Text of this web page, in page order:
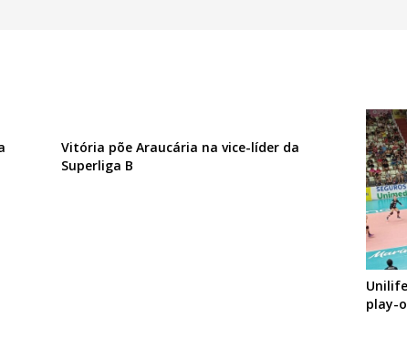
Vitória põe Araucária na vice-líder da
Superliga B
play-